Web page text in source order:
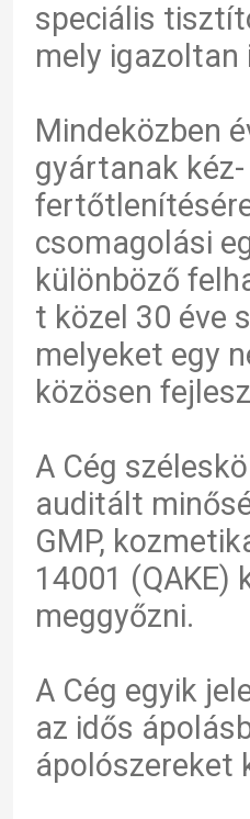
speciális
mely
Mindeközben
gyártanak
csomagolási
különböző
t közel 30 éve
melyeket egy
közösen
A Cég
auditált
GMP,
14001 (QAKE)
meggyőzni.
A Cég egyik
az idős
ápolószereket